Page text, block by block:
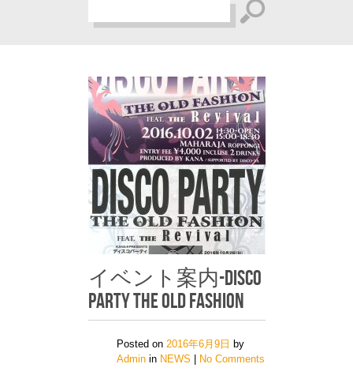
イベント案内-DISCO
PARTY THE OLD FASHION
Posted on 2016年6月9日 by
Adminin NEWS No Comments